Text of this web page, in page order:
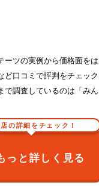
ーツの実例から価格面をは
ど口コミで評判をチェック
で調査しているのは「みん
の詳細をチェック！
っと詳しく見る